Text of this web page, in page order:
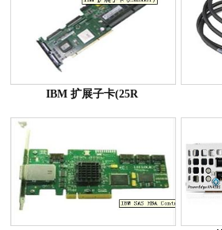
IBM 扩展子卡(25R